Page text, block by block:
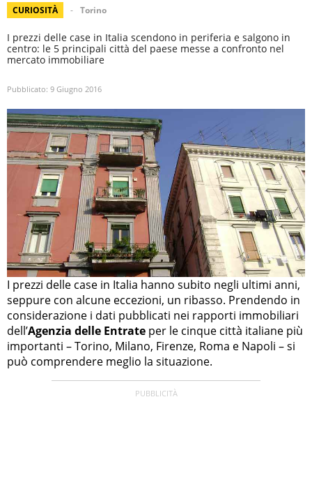
CURIOSITÀ Torino
I prezzi delle case in Italia scendono in periferia e salgono in
centro: le 5 principali città del paese messe a confronto nel
mercato immobiliare
Pubblicato: 9 Giugno 2016
I prezzi delle case in Italia hanno subito negli ultimi anni,
seppure con alcune eccezioni, un ribasso. Prendendo in
considerazione i dati pubblicati nei rapporti immobiliari
dell’Agenzia delle Entrate per le cinque città italiane più
importanti – Torino, Milano, Firenze, Roma e Napoli – si
può comprendere meglio la situazione.